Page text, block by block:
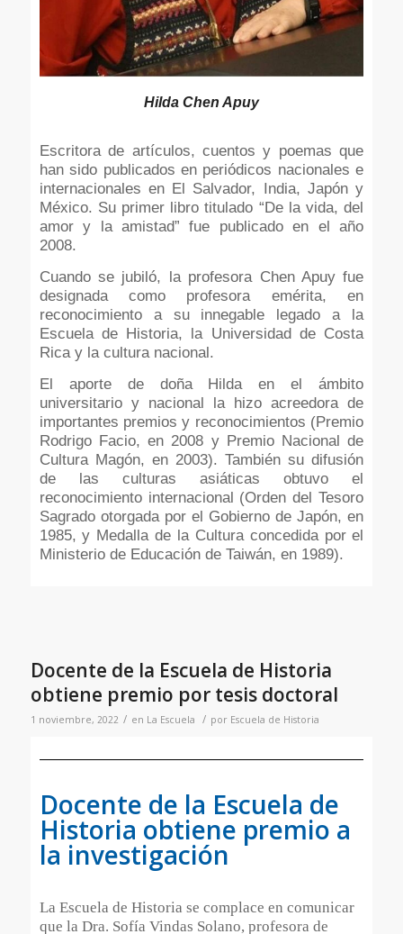
Hilda Chen Apuy
Escritora de artículos, cuentos y poemas que
han sido publicados en periódicos nacionales e
internacionales en El Salvador, India, Japón y
México. Su primer libro titulado “De la vida, del
amor y la amistad” fue publicado en el año
2008.
Cuando se jubiló, la profesora Chen Apuy fue
designada como profesora emérita, en
reconocimiento a su innegable legado a la
Escuela de Historia, la Universidad de Costa
Rica y la cultura nacional.
El aporte de doña Hilda en el ámbito
universitario y nacional la hizo acreedora de
importantes premios y reconocimientos (Premio
Rodrigo Facio, en 2008 y Premio Nacional de
Cultura Magón, en 2003). También su difusión
de las culturas asiáticas obtuvo el
reconocimiento internacional (Orden del Tesoro
Sagrado otorgada por el Gobierno de Japón, en
1985, y Medalla de la Cultura concedida por el
Ministerio de Educación de Taiwán, en 1989).
Docente de la Escuela de Historia
obtiene premio por tesis doctoral
1 noviembre, 2022 / en La Escuela / por Escuela de Historia
Docente de la Escuela de
Historia obtiene premio a
la investigación
La Escuela de Historia se complace en comunicar
que la Dra. Sofía Vindas Solano, profesora de